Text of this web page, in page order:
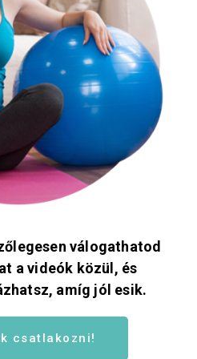
válogathatod
a videók közül, és
amíg jól esik.
csatlakozni!